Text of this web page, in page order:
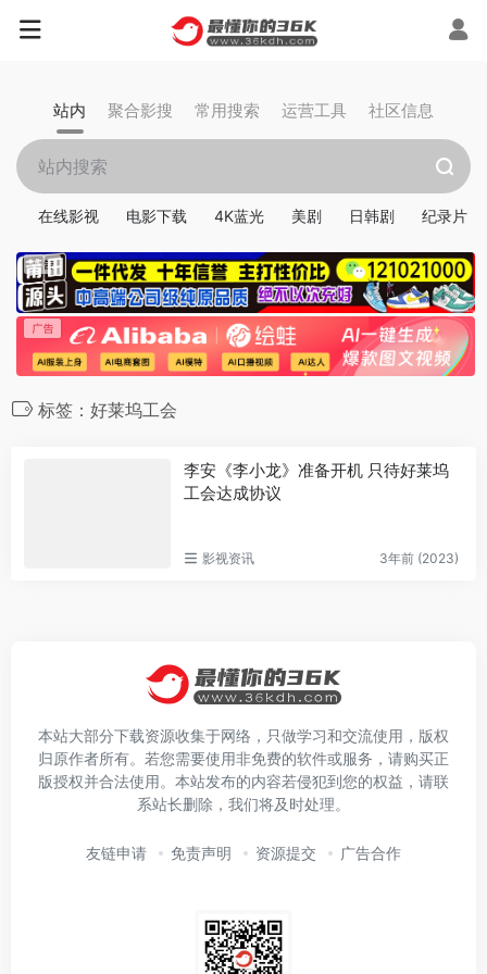
站内 聚合影搜 常用搜索 运营工具 社区信息
在线影视 电影下载 4K蓝光 美剧 日韩剧 纪录片
标签：好莱坞工会
李安《李小龙》准备开机 只待好莱坞
工会达成协议
影视资讯 3年前 (2023)
本站大部分下载资源收集于网络，只做学习和交流使用，版权
归原作者所有。若您需要使用非免费的软件或服务，请购买正
版授权并合法使用。本站发布的内容若侵犯到您的权益，请联
系站长删除，我们将及时处理。
友链申请 免责声明 资源提交 广告合作